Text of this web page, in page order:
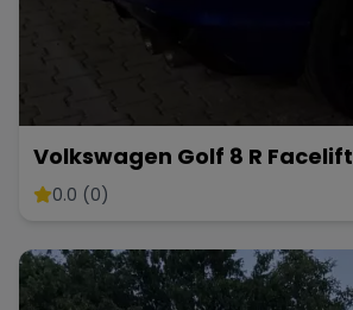
Volkswagen Golf 8 R Facelift
0.0 (0)